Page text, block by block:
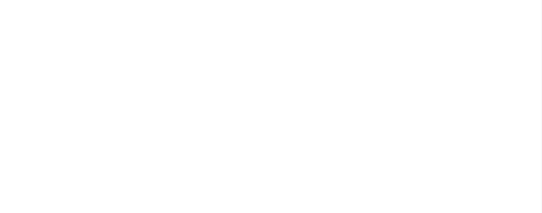
152/06